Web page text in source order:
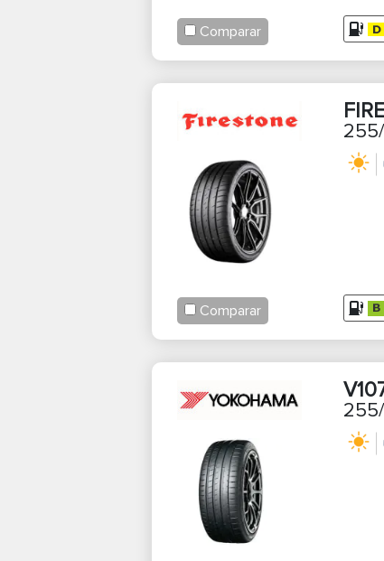
Comparar
Comparar